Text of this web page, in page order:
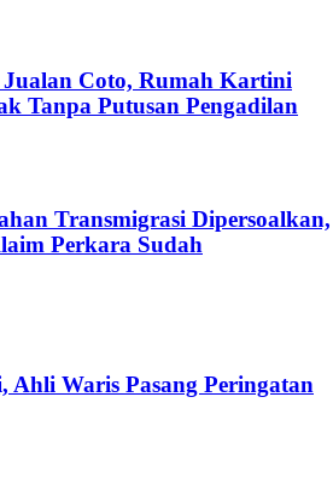
Coto, Rumah Kartini
Tanpa Putusan Pengadilan
Transmigrasi Dipersoalkan,
Perkara Sudah
Ahli Waris Pasang Peringatan